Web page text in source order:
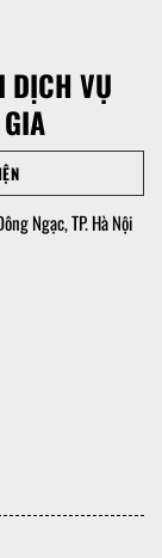
DỊCH VỤ
Ngạc, TP. Hà Nội